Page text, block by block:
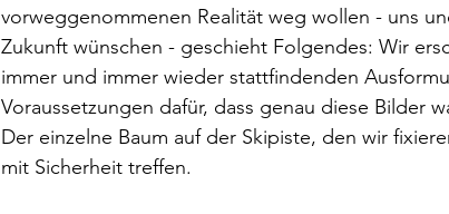
vorweggenommenen Realität weg wollen - uns
Zukunft wünschen - geschieht Folgendes: Wir
immer und immer wieder stattfindenden
Voraussetzungen dafür, dass genau diese Bilder
Der einzelne Baum auf der Skipiste, den wir
mit Sicherheit treffen.